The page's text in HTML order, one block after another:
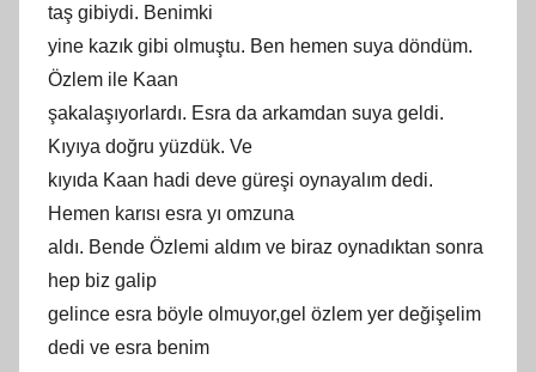
taş gibiydi. Benimki
yine kazık gibi olmuştu. Ben hemen suya döndüm.
Özlem ile Kaan
şakalaşıyorlardı. Esra da arkamdan suya geldi.
Kıyıya doğru yüzdük. Ve
kıyıda Kaan hadi deve güreşi oynayalım dedi.
Hemen karısı esra yı omzuna
aldı. Bende Özlemi aldım ve biraz oynadıktan sonra
hep biz galip
gelince esra böyle olmuyor,gel özlem yer değişelim
dedi ve esra benim